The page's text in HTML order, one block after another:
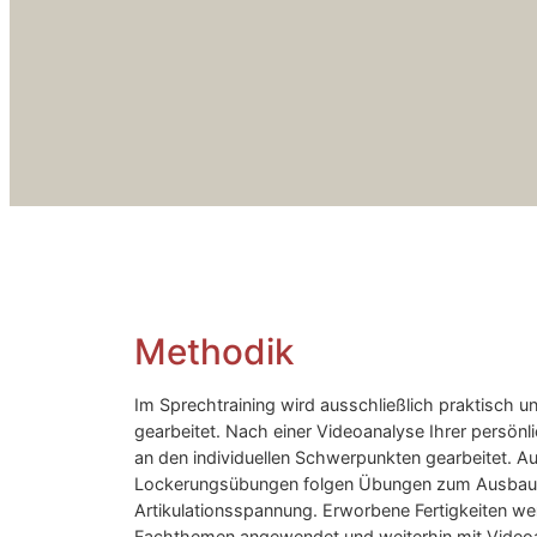
Methodik
Im Sprechtraining wird ausschließlich praktisch
gearbeitet. Nach einer Videoanalyse Ihrer
an den individuellen Schwerpunkten gearbeitet.
Lockerungsübungen folgen Übungen zum
Artikulationsspannung. Erworbene Fertigkeiten